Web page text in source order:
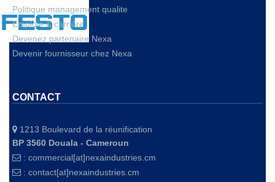
Politique management qualite
Emploie & carrière
Devenez partenaire Nexa
Devenir fournisseur chez Nexa
CONTACT
1213 Boulevard de la réunification
BP 3560 Douala - Cameroun
: commercial[at]nexaindustries.cm
: contact[at]nexaindustries.cm